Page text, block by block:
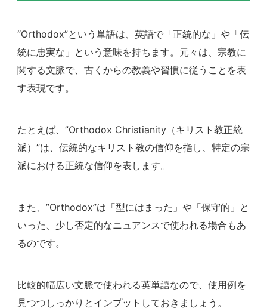
“Orthodox”という単語は、英語で「正統的な」や「伝
統に忠実な」という意味を持ちます。元々は、宗教に
関する文脈で、古くからの教義や習慣に従うことを表
す表現です。
たとえば、”Orthodox Christianity（キリスト教正統
派）”は、伝統的なキリスト教の信仰を指し、特定の宗
派における正統な信仰を表します。
また、”Orthodox”は「型にはまった」や「保守的」と
いった、少し否定的なニュアンスで使われる場合もあ
るのです。
比較的幅広い文脈で使われる英単語なので、使用例を
見つつしっかりとインプットしておきましょう。